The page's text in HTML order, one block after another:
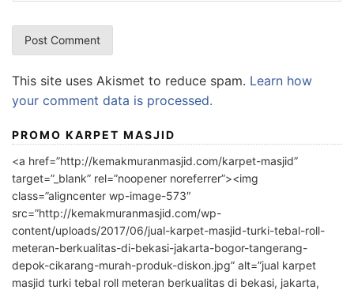
This site uses Akismet to reduce spam. Learn how
your comment data is processed.
PROMO KARPET MASJID
<a href=”http://kemakmuranmasjid.com/karpet-masjid”
target=”_blank” rel=”noopener noreferrer”><img
class=”aligncenter wp-image-573″
src=”http://kemakmuranmasjid.com/wp-
content/uploads/2017/06/jual-karpet-masjid-turki-tebal-roll-
meteran-berkualitas-di-bekasi-jakarta-bogor-tangerang-
depok-cikarang-murah-produk-diskon.jpg” alt=”jual karpet
masjid turki tebal roll meteran berkualitas di bekasi, jakarta,